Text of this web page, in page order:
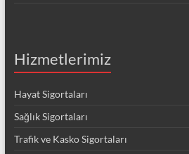
Hizmetlerimiz
Hayat Sigortaları
Sağlık Sigortaları
Trafik ve Kasko Sigortaları